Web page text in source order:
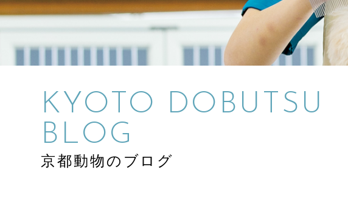
KYOTO DOBUTSU
BLOG
京都動物のブログ